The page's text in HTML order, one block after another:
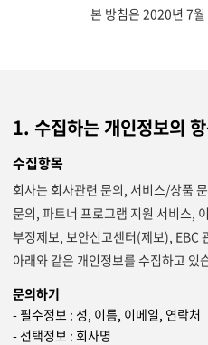
투자정보
채용
본 방침은 2020년 7월
1. 수집하는 개인정보의
수집항목
회사는 회사관련 문의, 서비스/상품
문의, 파트너 프로그램 지원 서비스,
부정제보, 보안신고센터(제보), EBC
아래와 같은 개인정보를 수집하고 있
문의하기
- 필수정보 : 성, 이름, 이메일, 연락처
- 선택정보 : 회사명